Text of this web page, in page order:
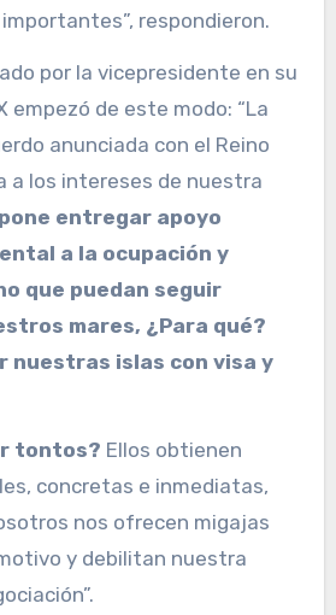
respondieron.
por la vicepresidente en su
empezó de este modo: “La
anunciada con el Reino
a los intereses de nuestra
entregar apoyo
a la ocupación y
que puedan seguir
mares, ¿Para qué?
nuestras islas con visa y
tontos? Ellos obtienen
concretas e inmediatas,
nos ofrecen migajas
y debilitan nuestra